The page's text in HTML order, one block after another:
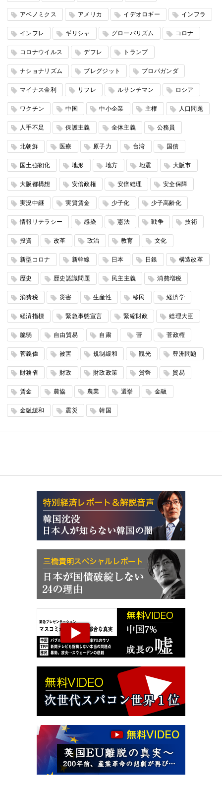
アベノミクス アメリカ イデオロギー インフラ
インフレ ギリシャ グローバリズム コロナ
コロナウイルス デフレ トランプ
ナショナリズム ブレグジット プロパガンダ
マイナス金利 リフレ ルサンチマン ロシア
ワクチン 中国 中小企業 主権 人口問題
人手不足 保護主義 全体主義 公務員
北朝鮮 医療 原子力 台湾 国債
国土強靭化 地形 地方 地震 大阪市
大阪都構想 安倍政権 安倍総理 安全保障
実況中継 実質賃金 少子化 少子高齢化
情報リテラシー 感染 憲法 戦争 技術
投資 改革 政治 教育 文化
新型コロナ 新幹線 日本 日銀 構造改革
歴史 歴史認識問題 民主主義 消費増税
消費税 災害 生産性 移民 経済学
経済指標 緊急事態宣言 緊縮財政 総理大臣
脆弱 自由貿易 自粛 菅 菅政権
菅義偉 被害 規制緩和 観光 豊洲問題
財務省 財政 財政政策 貨幣 貿易
賃金 農協 農業 選挙 金融
金融緩和 震災 韓国